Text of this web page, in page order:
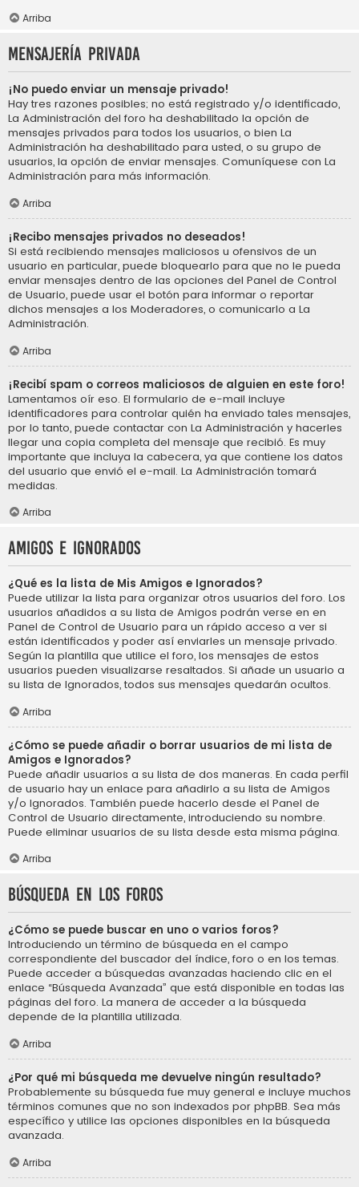
Arriba
Mensajería privada
¡No puedo enviar un mensaje privado!
Hay tres razones posibles; no está registrado y/o identificado,
La Administración del foro ha deshabilitado la opción de
mensajes privados para todos los usuarios, o bien La
Administración ha deshabilitado para usted, o su grupo de
usuarios, la opción de enviar mensajes. Comuníquese con La
Administración para más información.
Arriba
¡Recibo mensajes privados no deseados!
Si está recibiendo mensajes maliciosos u ofensivos de un
usuario en particular, puede bloquearlo para que no le pueda
enviar mensajes dentro de las opciones del Panel de Control
de Usuario, puede usar el botón para informar o reportar
dichos mensajes a los Moderadores, o comunicarlo a La
Administración.
Arriba
¡Recibí spam o correos maliciosos de alguien en este foro!
Lamentamos oír eso. El formulario de e-mail incluye
identificadores para controlar quién ha enviado tales mensajes,
por lo tanto, puede contactar con La Administración y hacerles
llegar una copia completa del mensaje que recibió. Es muy
importante que incluya la cabecera, ya que contiene los datos
del usuario que envió el e-mail. La Administración tomará
medidas.
Arriba
Amigos e Ignorados
¿Qué es la lista de Mis Amigos e Ignorados?
Puede utilizar la lista para organizar otros usuarios del foro. Los
usuarios añadidos a su lista de Amigos podrán verse en en
Panel de Control de Usuario para un rápido acceso a ver si
están identificados y poder así enviarles un mensaje privado.
Según la plantilla que utilice el foro, los mensajes de estos
usuarios pueden visualizarse resaltados. Si añade un usuario a
su lista de Ignorados, todos sus mensajes quedarán ocultos.
Arriba
¿Cómo se puede añadir o borrar usuarios de mi lista de
Amigos e Ignorados?
Puede añadir usuarios a su lista de dos maneras. En cada perfil
de usuario hay un enlace para añadirlo a su lista de Amigos
y/o Ignorados. También puede hacerlo desde el Panel de
Control de Usuario directamente, introduciendo su nombre.
Puede eliminar usuarios de su lista desde esta misma página.
Arriba
Búsqueda en los foros
¿Cómo se puede buscar en uno o varios foros?
Introduciendo un término de búsqueda en el campo
correspondiente del buscador del índice, foro o en los temas.
Puede acceder a búsquedas avanzadas haciendo clic en el
enlace “Búsqueda Avanzada” que está disponible en todas las
páginas del foro. La manera de acceder a la búsqueda
depende de la plantilla utilizada.
Arriba
¿Por qué mi búsqueda me devuelve ningún resultado?
Probablemente su búsqueda fue muy general e incluye muchos
términos comunes que no son indexados por phpBB. Sea más
específico y utilice las opciones disponibles en la búsqueda
avanzada.
Arriba